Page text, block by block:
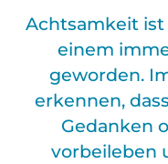
Achtsamkeit
einem
geworden.
erkennen,
Gedanken
vorbeileben